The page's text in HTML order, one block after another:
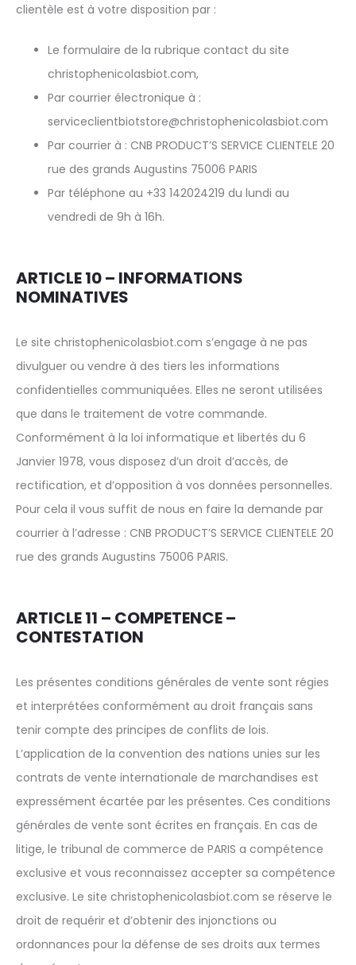
clientèle est à votre disposition par :
Le formulaire de la rubrique contact du site
christophenicolasbiot.com,
Par courrier électronique à :
serviceclientbiotstore@christophenicolasbiot.com
Par courrier à : CNB PRODUCT’S SERVICE CLIENTELE 20
rue des grands Augustins 75006 PARIS
Par téléphone au +33 142024219 du lundi au
vendredi de 9h à 16h.
ARTICLE 10 – INFORMATIONS
NOMINATIVES
Le site christophenicolasbiot.com s’engage à ne pas
divulguer ou vendre à des tiers les informations
confidentielles communiquées. Elles ne seront utilisées
que dans le traitement de votre commande.
Conformément à la loi informatique et libertés du 6
Janvier 1978, vous disposez d’un droit d’accès, de
rectification, et d’opposition à vos données personnelles.
Pour cela il vous suffit de nous en faire la demande par
courrier à l’adresse : CNB PRODUCT’S SERVICE CLIENTELE 20
rue des grands Augustins 75006 PARIS.
ARTICLE 11 – COMPETENCE –
CONTESTATION
Les présentes conditions générales de vente sont régies
et interprétées conformément au droit français sans
tenir compte des principes de conflits de lois.
L’application de la convention des nations unies sur les
contrats de vente internationale de marchandises est
expressément écartée par les présentes. Ces conditions
générales de vente sont écrites en français. En cas de
litige, le tribunal de commerce de PARIS a compétence
exclusive et vous reconnaissez accepter sa compétence
exclusive. Le site christophenicolasbiot.com se réserve le
droit de requérir et d’obtenir des injonctions ou
ordonnances pour la défense de ses droits aux termes